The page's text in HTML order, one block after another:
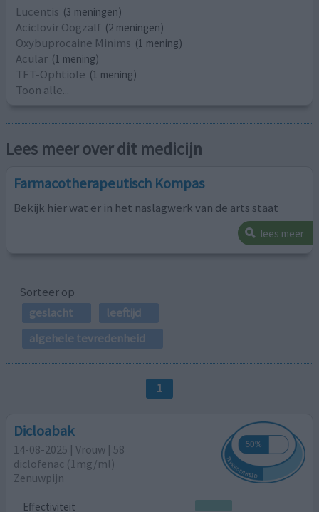
Lucentis (3 meningen)
Aciclovir Oogzalf (2 meningen)
Oxybuprocaine Minims (1 mening)
Acular (1 mening)
TFT-Ophtiole (1 mening)
Toon alle...
Lees meer over dit medicijn
Farmacotherapeutisch Kompas
Bekijk hier wat er in het naslagwerk van de arts staat
lees meer
Sorteer op
geslacht
leeftijd
algehele tevredenheid
1
Dicloabak
14-08-2025 | Vrouw | 58
diclofenac (1mg/ml)
Zenuwpijn
Effectiviteit